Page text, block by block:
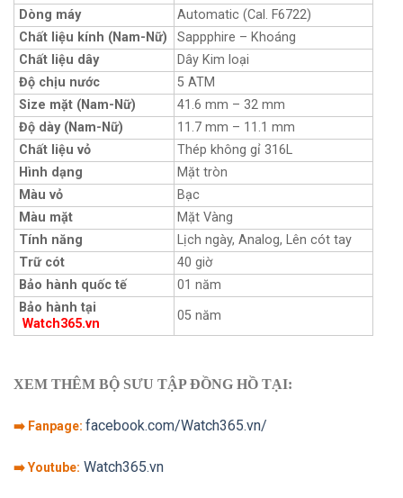
Dòng máy
Automatic (Cal. F6722)
Chất liệu kính (Nam-Nữ)
Sappphire – Khoáng
Chất liệu dây
Dây Kim loại
Độ chịu nước
5 ATM
Size mặt (Nam-Nữ)
41.6 mm – 32 mm
Độ dày (Nam-Nữ)
11.7 mm – 11.1 mm
Chất liệu vỏ
Thép không gỉ 316L
Hình dạng
Mặt tròn
Màu vỏ
Bạc
Màu mặt
Mặt Vàng
Tính năng
Lịch ngày, Analog, Lên cót tay
Trữ cót
40 giờ
Bảo hành quốc tế
01 năm
Bảo hành tại
Watch365.vn
05 năm
XEM THÊM BỘ SƯU TẬP ĐỒNG HỒ TẠI:
➡️ Fanpage: facebook.com/Watch365.vn/
➡️ Youtube: Watch365.vn